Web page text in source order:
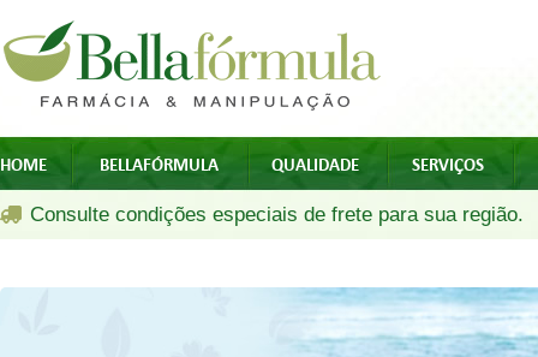
HOME BELLAFÓRMULA QUALIDADE SERVIÇOS
Consulte condições especiais de frete para sua região.